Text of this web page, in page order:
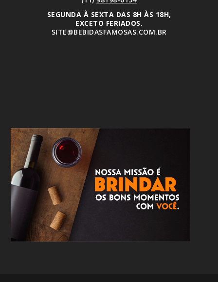
SEGUNDA À SEXTA DAS 8H ÀS 18H,
EXCETO FERIADOS.
SITE@BEBIDASFAMOSAS.COM.BR